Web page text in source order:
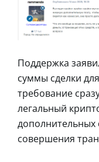
Поддержка
суммы сделки
требование
легальный
дополнительных
совершения